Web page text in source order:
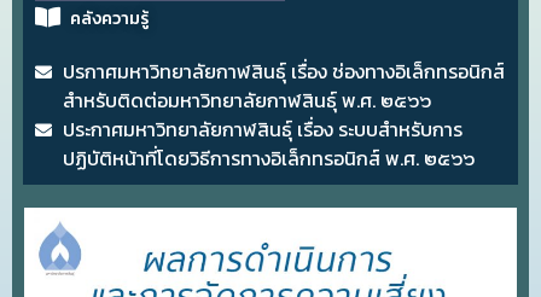
คลังความรู้
ปรกาศมหาวิทยาลัยกาฬสินธุ์ เรื่อง ช่องทางอิเล็กทรอนิกส์
สำหรับติดต่อมหาวิทยาลัยกาฬสินธุ์ พ.ศ. ๒๕๖๖
ประกาศมหาวิทยาลัยกาฬสินธุ์ เรื่อง ระบบสำหรับการ
ปฏิบัติหน้าที่โดยวิธีการทางอิเล็กทรอนิกส์ พ.ศ. ๒๕๖๖